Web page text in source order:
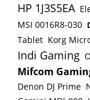
HP 1J3S5EA
MSI 0016R8-030
Tablet Korg
Indi Gaming
Mifcom
Denon DJ Prime